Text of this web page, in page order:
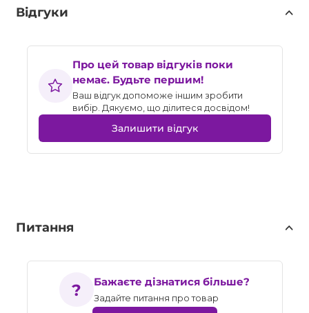
Відгуки
Про цей товар відгуків поки
немає. Будьте першим!
Ваш відгук допоможе іншим зробити
вибір. Дякуємо, що ділитеся досвідом!
Залишити відгук
Питання
Бажаєте дізнатися більше?
Задайте питання про товар